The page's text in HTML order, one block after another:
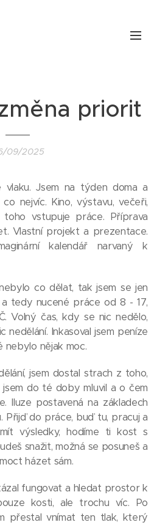
priorit
09/2025
Jsem na týden doma a
nejvíc. Kino, výstavu, večeři,
vstupuje práce. Příprava
Vlastní projekt a prezentace.
kalendář narvaný k
co dělat, tak jsem se jen
a tedy nucené práce od 8 - 17,
Volný čas, kdy se nic nedělo,
nedělání. Inkasoval jsem peníze
nebylo nějak moc.
jsem dostal strach z toho,
do té doby mluvil a o čem
Iluze postavená na základech
Přijď do práce, buď tu, pracuj a
výsledky, hodíme ti kost s
snažit, možná se posuneš a
házet sám.
fungovat a hledat prostor k
kosti, ale trochu víc. Po
přestal vnímat ten tlak, který